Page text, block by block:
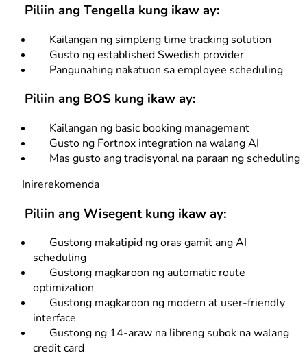
Piliin ang Tengella kung ikaw ay:
Kailangan ng simpleng time tracking solution
Gusto ng established Swedish provider
Pangunahing nakatuon sa employee scheduling
Piliin ang BOS kung ikaw ay:
Kailangan ng basic booking management
Gusto ng Fortnox integration na walang AI
Mas gusto ang tradisyonal na paraan ng scheduling
Inirerekomenda
Piliin ang Wisegent kung ikaw ay:
Gustong makatipid ng oras gamit ang AI
scheduling
Gustong magkaroon ng automatic route
optimization
Gustong magkaroon ng modern at user-friendly
interface
Gustong ng 14-araw na libreng subok na walang
credit card